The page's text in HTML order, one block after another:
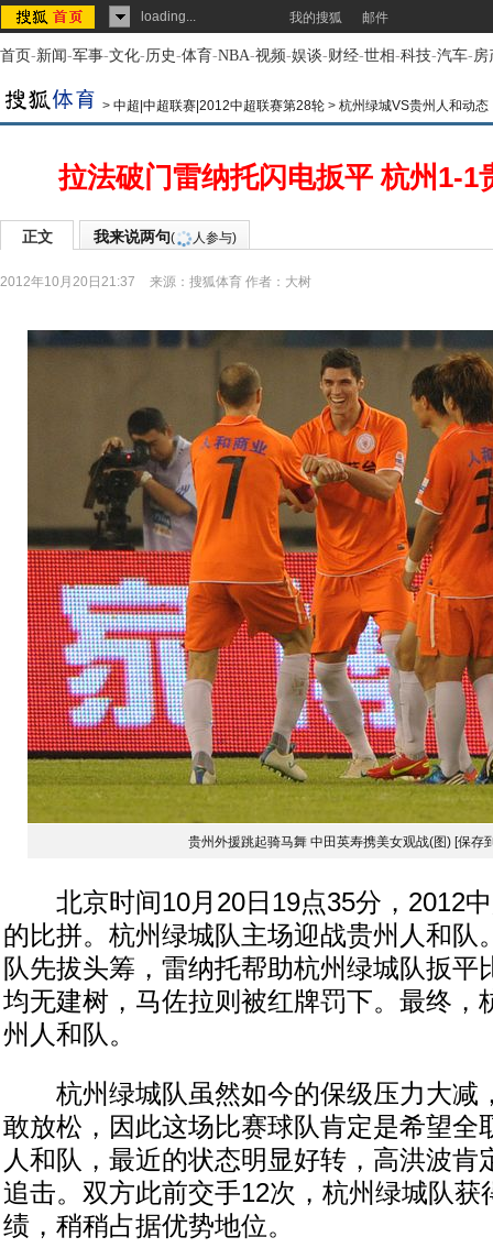
loading... 我的搜狐 邮件
首页-新闻-军事-文化-历史-体育-NBA-视频-娱谈-财经-世相-科技-汽车-房
> 中超|中超联赛|2012中超联赛第28轮 > 杭州绿城VS贵州人和动态
拉法破门雷纳托闪电扳平 杭州1-1
正文 我来说两句( 人参与)
2012年10月20日21:37 来源： 搜狐体育 作者：大树
贵州外援跳起骑马舞 中田英寿携美女观战(图) [保存
北京时间10月20日19点35分，2012中
的比拼。杭州绿城队主场迎战贵州人和队
队先拔头筹，雷纳托帮助杭州绿城队扳平
均无建树，马佐拉则被红牌罚下。最终，
州人和队。
杭州绿城队虽然如今的保级压力大减
敢放松，因此这场比赛球队肯定是希望全
人和队，最近的状态明显好转，高洪波肯
追击。双方此前交手12次，杭州绿城队获
绩，稍稍占据优势地位。